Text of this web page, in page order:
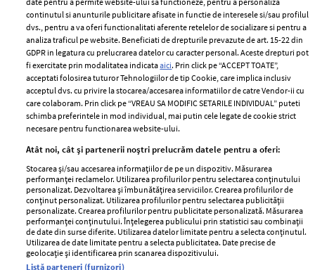
2024
Despre ELLE
Romania
Contact
Abonamente
Politica de
confidențialitate
Politica de cookies
Publicitate
GSP
Unica
Baby
Retete
femei
Viva
Avantaje
Retete practice
Pariază responsabil! Decizia ONJN nr. 821/25.09.2025.
continutul si anunturile publicitare afisate in functie de interesele si/sau profilul
dvs., pentru a va oferi functionalitati aferente retelelor de socializare si pentru a
analiza traficul pe website. Beneficiati de drepturile prevazute de art. 15-22 din
GDPR in legatura cu prelucrarea datelor cu caracter personal. Aceste drepturi pot
fi exercitate prin modalitatea indicataaici. Prin click pe “ACCEPT TOATE”,
acceptati folosirea tuturor Tehnologiilor de tip Cookie, care implica inclusiv
acceptul dvs. cu privire la stocarea/accesarea informatiilor de catre Vendor-ii cu
care colaboram. Prin click pe “VREAU SA MODIFIC SETARILE INDIVIDUAL” puteti
schimba preferintele in mod individual, mai putin cele legate de cookie strict
necesare pentru functionarea website-ului.
Atât noi, cât și partenerii noștri prelucrăm datele pentru a oferi:
Stocarea și/sau accesarea informațiilor de pe un dispozitiv. Măsurarea
performanței reclamelor. Utilizarea profilurilor pentru selectarea conținutului
personalizat. Dezvoltarea și îmbunătățirea serviciilor. Crearea profilurilor de
conținut personalizat. Utilizarea profilurilor pentru selectarea publicității
personalizate. Crearea profilurilor pentru publicitate personalizată. Măsurarea
performanței conținutului. Înțelegerea publicului prin statistici sau combinații
de date din surse diferite. Utilizarea datelor limitate pentru a selecta conținutul.
Utilizarea de date limitate pentru a selecta publicitatea. Date precise de
geolocație și identificarea prin scanarea dispozitivului.
Listă parteneri (furnizori)